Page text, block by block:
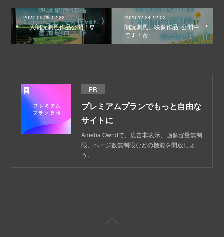
2024.05.28 12:32
一人朗読劇風作品公開！🎐
2023.12.24 12:02
朗読劇風、映像作品‥公開中
です！🌼
PR
プレミアムプランでもっと自由な
サイトに
Ameba Owndで、広告非表示、画像容量無制
限、ページ数無制限などの機能を開放しよ
う。